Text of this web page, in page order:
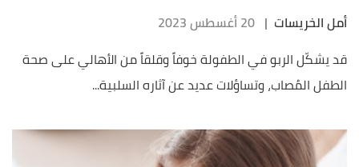
أمل الخريسات | 20 أغسطس 2023
قد يشكّل الربو في الطفولة خوفاً وقلقاً من الأهالي على صحة
الطفل المُصاب، وتساؤلات عديد عن آثاره السلبية...